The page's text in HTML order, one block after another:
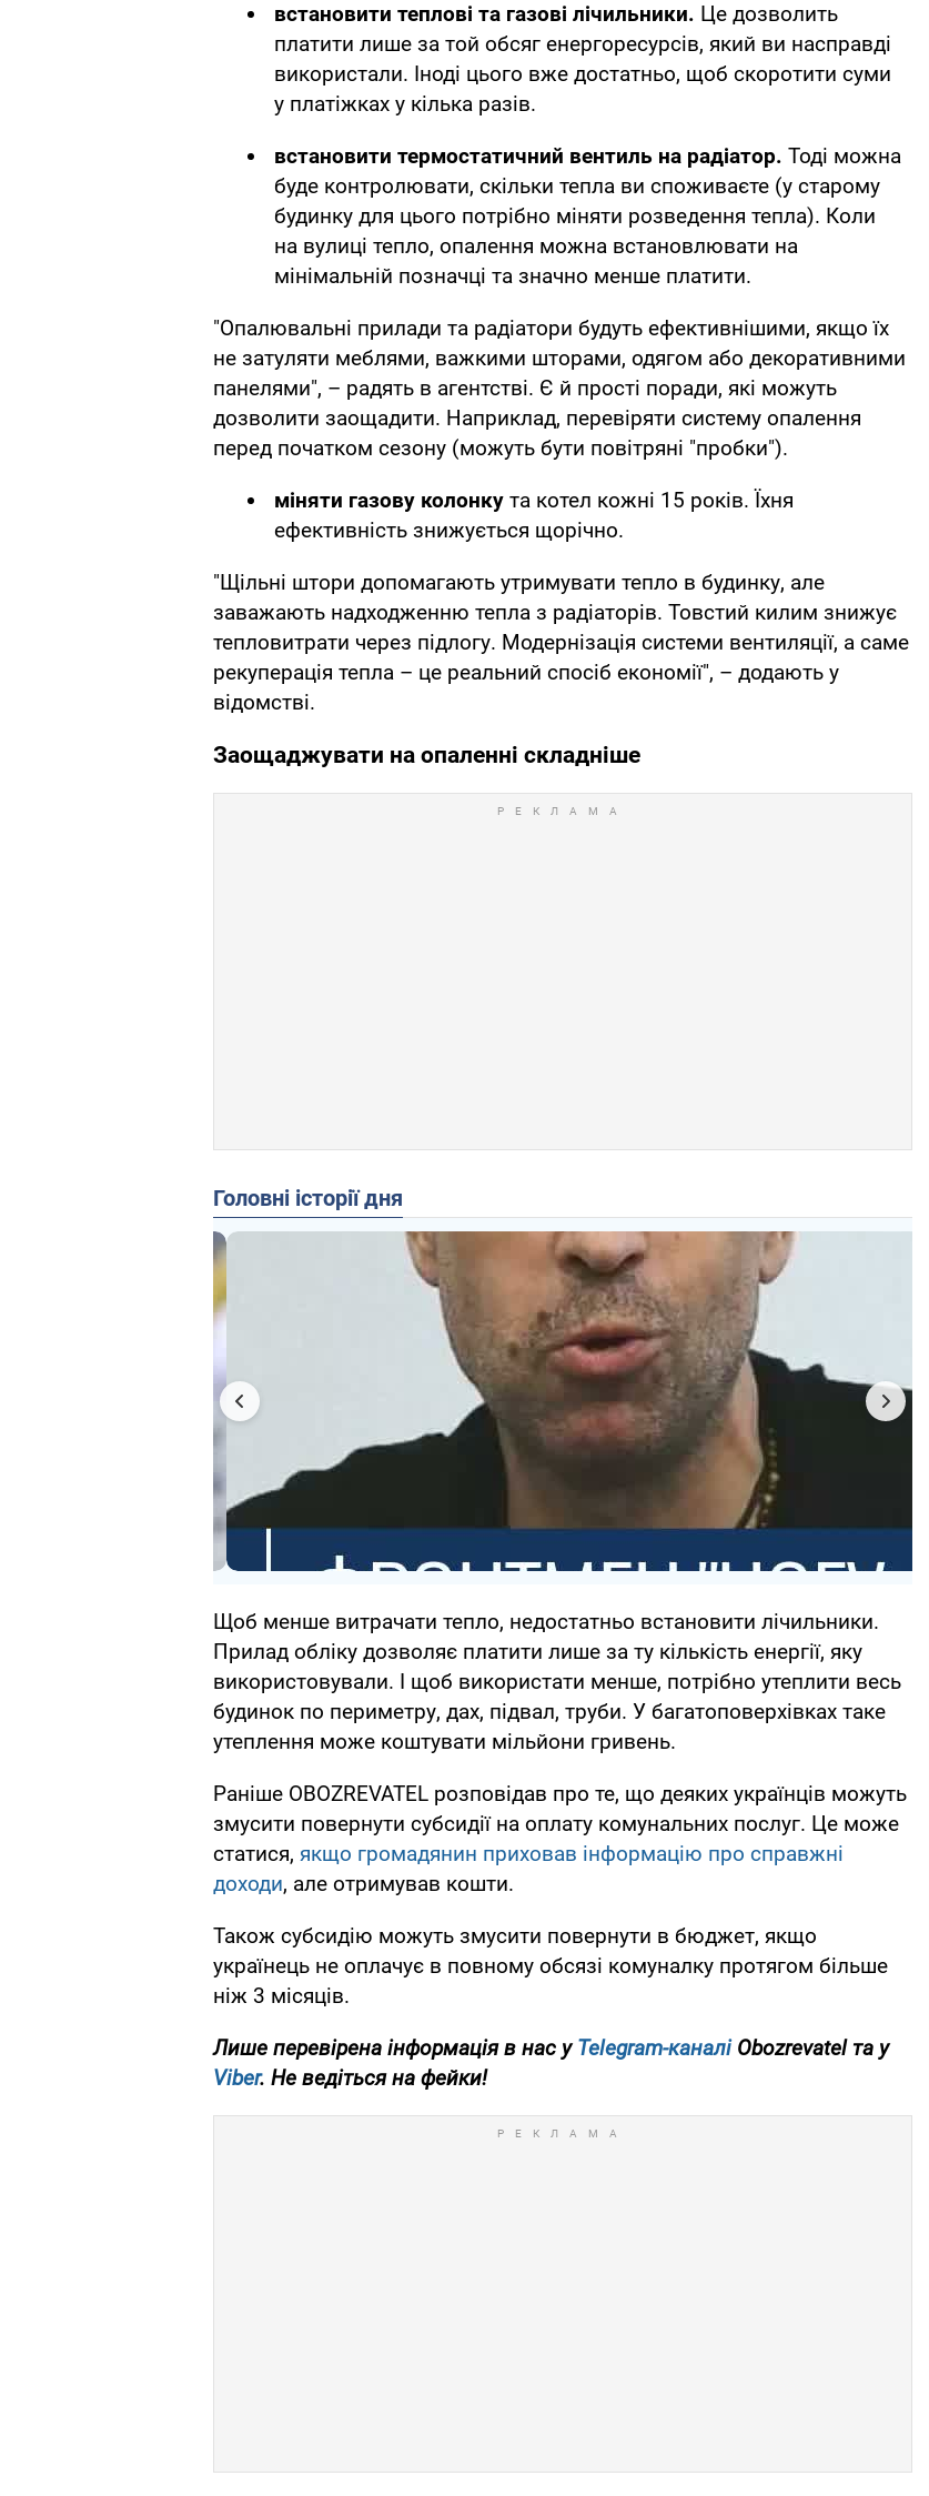
встановити теплові та газові лічильники. Це дозволить
платити лише за той обсяг енергоресурсів, який ви насправді
використали. Іноді цього вже достатньо, щоб скоротити суми
у платіжках у кілька разів.
встановити термостатичний вентиль на радіатор. Тоді можна
буде контролювати, скільки тепла ви споживаєте (у старому
будинку для цього потрібно міняти розведення тепла). Коли
на вулиці тепло, опалення можна встановлювати на
мінімальній позначці та значно менше платити.
"Опалювальні прилади та радіатори будуть ефективнішими, якщо їх
не затуляти меблями, важкими шторами, одягом або декоративними
панелями", – радять в агентстві. Є й прості поради, які можуть
дозволити заощадити. Наприклад, перевіряти систему опалення
перед початком сезону (можуть бути повітряні "пробки").
міняти газову колонку та котел кожні 15 років. Їхня
ефективність знижується щорічно.
"Щільні штори допомагають утримувати тепло в будинку, але
заважають надходженню тепла з радіаторів. Товстий килим знижує
тепловитрати через підлогу. Модернізація системи вентиляції, а саме
рекуперація тепла – це реальний спосіб економії", – додають у
відомстві.
Заощаджувати на опаленні складніше
Головні історії дня
Щоб менше витрачати тепло, недостатньо встановити лічильники.
Прилад обліку дозволяє платити лише за ту кількість енергії, яку
використовували. І щоб використати менше, потрібно утеплити весь
будинок по периметру, дах, підвал, труби. У багатоповерхівках таке
утеплення може коштувати мільйони гривень.
Раніше OBOZREVATEL розповідав про те, що деяких українців можуть
змусити повернути субсидії на оплату комунальних послуг. Це може
статися, якщо громадянин приховав інформацію про справжні
доходи, але отримував кошти.
Також субсидію можуть змусити повернути в бюджет, якщо
українець не оплачує в повному обсязі комуналку протягом більше
ніж 3 місяців.
Лише перевірена інформація в нас уTelegram-каналіObozrevatel та у
Viber. Не ведіться на фейки!